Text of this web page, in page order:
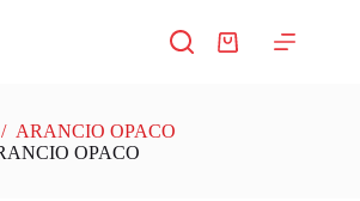
Carrello
/ ARANCIO OPACO
OPACO